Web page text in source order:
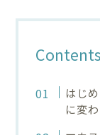
Contents
はじ
に変